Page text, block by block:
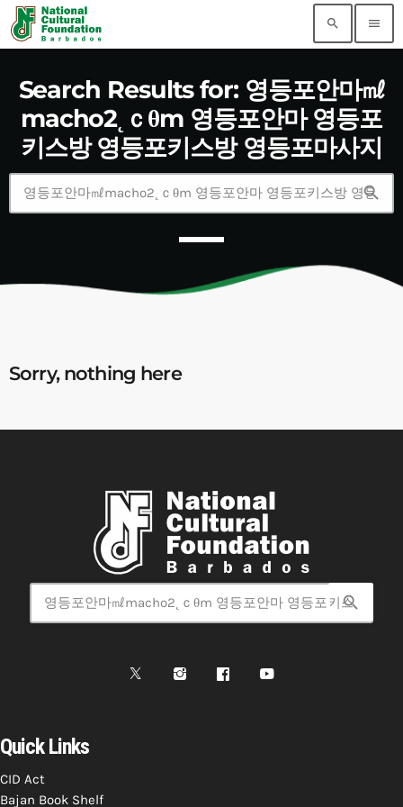
search menu
Search Results for: 영등포안마㎖
macho2˛ｃθm 영등포안마 영등포
키스방 영등포키스방 영등포마사지
search
Sorry, nothing here
search
Quick Links
CID Act
Bajan Book Shelf